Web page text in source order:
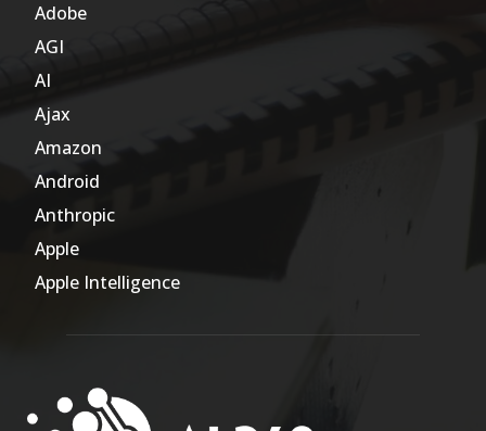
Adobe
AGI
AI
Ajax
Amazon
Android
Anthropic
Apple
Apple Intelligence